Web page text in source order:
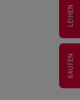
LEIHEN
KAUFEN